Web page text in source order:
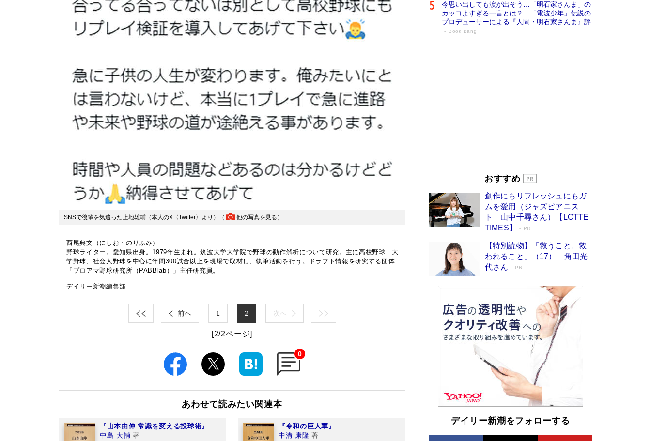
SNSで後輩を気遣った上地雄輔（本人のX〈Twitter〉より）（ 他の写真を見る ）
西尾典文（にしお・のりふみ）
野球ライター。愛知県出身。1979年生まれ。筑波大学大学院で野球の動作解析について研究。主に高校野球、大
学野球、社会人野球を中心に年間300試合以上を現場で取材し、執筆活動を行う。ドラフト情報を研究する団体
「プロアマ野球研究所（PABBlab）」主任研究員。
デイリー新潮編集部
前へ 1 2 次へ
[2/2ページ]
0
あわせて読みたい関連本
『山本由伸 常識を変える投球術』
中島 大輔 著
『令和の巨人軍』
中溝 康隆 著
今思い出しても涙が出そう…「明石家さんま」の
カッコよすぎる一言とは？ 「電波少年」伝説の
プロデューサーによる『人間・明石家さんま』評
Book Bang
俳優・高嶋政伸が家族に教わった“人を育てるコ
東野圭吾、伊坂幸太郎の人気シリーズ最新作どち
らも文庫化 映画化された直木賞受賞作もランク
イン［文庫ベストセラー］
Book Bang
おすすめ
創作にもリフレッシュにもガ
ムを愛用（ジャズピアニス
ト 山中千尋さん）【LOTTE
TIMES】
PR
【特別読物】「救うこと、救
われること」（17） 角田光
代さん
PR
デイリー新潮をフォローする